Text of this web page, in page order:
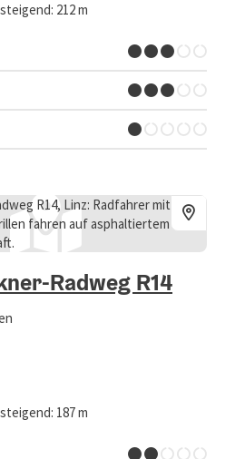
212 m
Radweg R14
187 m